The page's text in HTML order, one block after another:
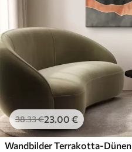
38.33€23.00 €
Wandbilder Terrakotta-Dünen